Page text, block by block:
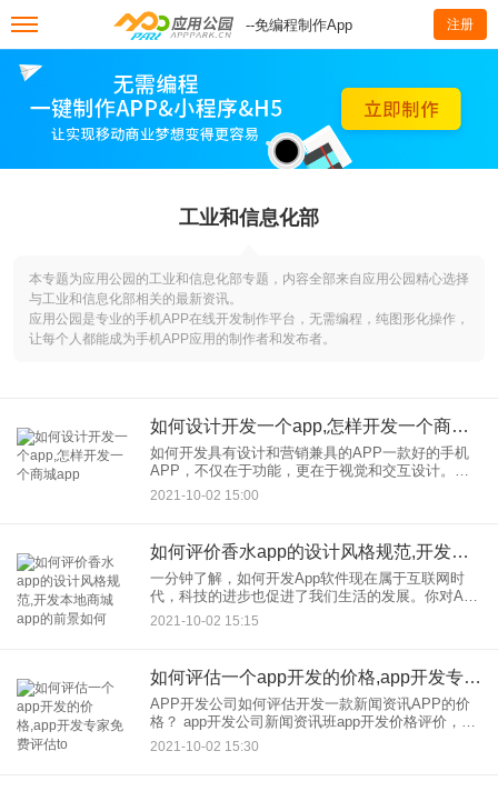
--免编程制作App 注册
工业和信息化部
本专题为应用公园的工业和信息化部专题，内容全部来自应用公园精心选择
与工业和信息化部相关的最新资讯。
应用公园是专业的手机APP在线开发制作平台，无需编程，纯图形化操作，
让每个人都能成为手机APP应用的制作者和发布者。
如何设计开发一个app,怎样开发一个商城app
如何开发具有设计和营销兼具的APP一款好的手机
APP，不仅在于功能，更在于视觉和交互设计。一
款功能强大、视觉粗糙、用户体验极差的产品如何
赢得用户和市场的认可？所以我们来介绍一下如何
2021-10-02 15:00
如何评价香水app的设计风格规范,开发本地商城app的前景如何
一分钟了解，如何开发App软件现在属于互联网时
代，科技的进步也促进了我们生活的发展。你对App
软件的制作了解多少？ APP的草图设计流程和方法
在使用制作APP软件之前，你需要了解三大问
2021-10-02 15:15
如何评估一个app开发的价格,app开发专家免费评估to
APP开发公司如何评估开发一款新闻资讯APP的价
格？ app开发公司新闻资讯班app开发价格评价，如
今人们使用的APP软件主要是电商软件，社交软件
已经是一个带有资讯内容的APP软件平台。如今，
2021-10-02 15:30